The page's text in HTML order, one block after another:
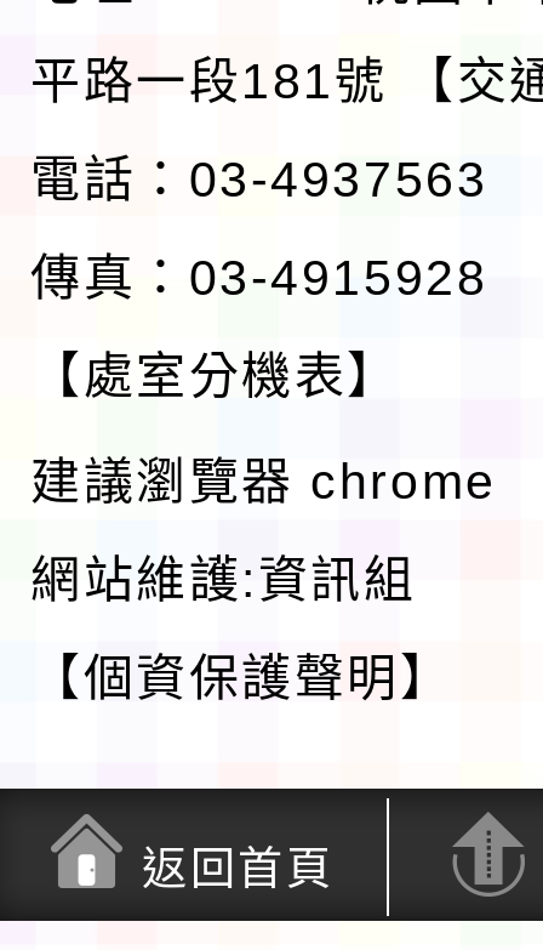
平路一段181號
【交
電話：03-4937563
傳真：03-4915928
【處室分機表】
建議瀏覽器 chrome
網站維護:資訊組
【個資保護聲明】
返回首頁